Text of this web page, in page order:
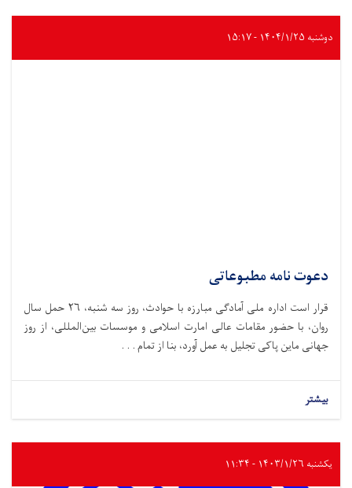
دوشنبه ۱۴۰۴/۱/۲۵ - ۱۵:۱۷
دعوت نامه مطبوعاتی
قرار است اداره ملی آمادگی مبارزه با حوادث،‌ روز سه شنبه، ۲۶ حمل سال
روان، با حضور مقامات عالی امارت اسلامی و موسسات بین‌المللی، از روز
جهانی ماین پاکی تجلیل به عمل آورد، بنا از تمام . . .
بیشتر
یکشنبه ۱۴۰۳/۱/۲۶ - ۱۱:۳۴